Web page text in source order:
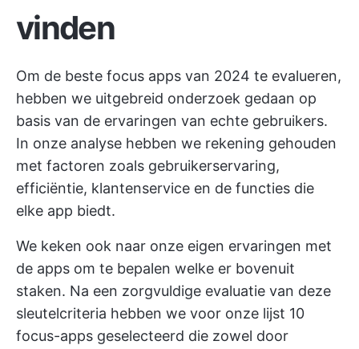
vinden
Om de beste focus apps van 2024 te evalueren,
hebben we uitgebreid onderzoek gedaan op
basis van de ervaringen van echte gebruikers.
In onze analyse hebben we rekening gehouden
met factoren zoals gebruikerservaring,
efficiëntie, klantenservice en de functies die
elke app biedt.
We keken ook naar onze eigen ervaringen met
de apps om te bepalen welke er bovenuit
staken. Na een zorgvuldige evaluatie van deze
sleutelcriteria hebben we voor onze lijst 10
focus-apps geselecteerd die zowel door